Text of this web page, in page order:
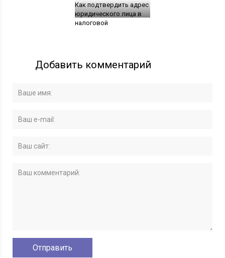
Как подтвердить адрес
юридического лица в
налоговой
Добавить комментарий